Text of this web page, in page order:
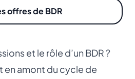
offres de BDR
et le rôle d’un BDR ?
en amont du cycle de